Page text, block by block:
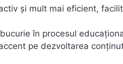
și mult mai eficient,
în procesul
pe dezvoltarea